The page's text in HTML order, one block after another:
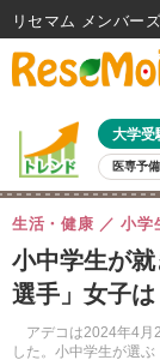
大学受
医専予
親子で考える大学選び
共通テスト 夏休み
8月開催イベント・WS
自由研究教材（小学生向
小中学生が
選手」女子は
アデコは2024年4月
した。小中学生が選
生活・健康 小学
リセマム メンバーズ